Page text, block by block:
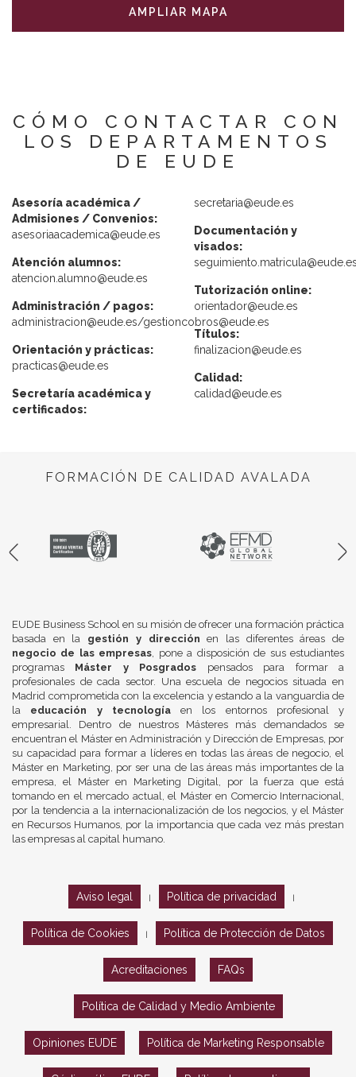
AMPLIAR MAPA
CÓMO CONTACTAR CON
LOS DEPARTAMENTOS
DE EUDE
Asesoría académica /
Admisiones / Convenios:
asesoriaacademica@eude.es
Atención alumnos:
atencion.alumno@eude.es
Administración / pagos:
administracion@eude.es/gestioncobros@eude.es
Orientación y prácticas:
practicas@eude.es
Secretaría académica y
certificados:
secretaria@eude.es
Documentación y
visados:
Tutorización online:
orientador@eude.es
Títulos:
finalizacion@eude.es
Calidad:
calidad@eude.es
FORMACIÓN DE CALIDAD AVALADA
EUDE Business School en su misión de ofrecer una formación práctica
basada en la gestión y dirección en las diferentes áreas de
negocio de las empresas, pone a disposición de sus estudiantes
programas Máster y Posgrados pensados para formar a
profesionales de cada sector. Una escuela de negocios situada en
Madrid comprometida con la excelencia y estando a la vanguardia de
la educación y tecnologíaen los entornos profesional y
empresarial. Dentro de nuestros Másteres más demandados se
encuentran el Máster en Administración y Dirección de Empresas, por
su capacidad para formar a líderes en todas las áreas de negocio, el
Máster en Marketing, por ser una de las áreas más importantes de la
empresa, el Máster en Marketing Digital, por la fuerza que está
tomando en el mercado actual, el Máster en Comercio Internacional,
por la tendencia a la internacionalización de los negocios, y el Máster
en Recursos Humanos, por la importancia que cada vez más prestan
las empresas al capital humano.
Aviso legal Política de privacidad
Política de Cookies Política de Protección de Datos
Acreditaciones FAQs
Política de Calidad y Medio Ambiente
Opiniones EUDE Política de Marketing Responsable